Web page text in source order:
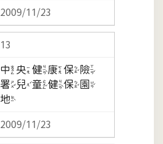
2009/11/23
13
中央健康保險
署兒童健保園
地
2009/11/23